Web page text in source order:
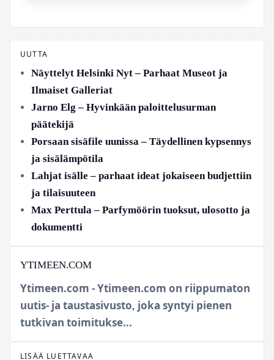
UUTTA
Näyttelyt Helsinki Nyt – Parhaat Museot ja
Ilmaiset Galleriat
Jarno Elg – Hyvinkään paloittelusurman
päätekijä
Porsaan sisäfile uunissa – Täydellinen kypsennys
ja sisälämpötila
Lahjat isälle – parhaat ideat jokaiseen budjettiin
ja tilaisuuteen
Max Perttula – Parfymöörin tuoksut, ulosotto ja
dokumentti
YTIMEEN.COM
Ytimeen.com - Ytimeen.com on riippumaton
uutis- ja taustasivusto, joka syntyi pienen
tutkivan toimitukse...
LISÄÄ LUETTAVAA